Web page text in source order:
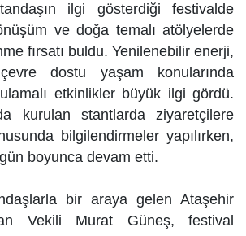
ilgi gösterdiği festivalde
ve doğa temalı atölyelerde
fırsatı buldu. Yenilenebilir enerji,
dostu yaşam konularında
etkinlikler büyük ilgi gördü.
kurulan stantlarda ziyaretçilere
bilgilendirmeler yapılırken,
boyunca devam etti.
bir araya gelen Ataşehir
Vekili Murat Güneş, festival